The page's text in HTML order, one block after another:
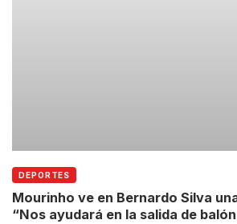
DEPORTES
Mourinho ve en Bernardo Silva
“Nos ayudará en la salida de